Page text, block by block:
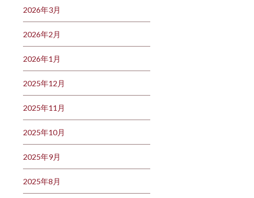
2026年3月
2026年2月
2026年1月
2025年12月
2025年11月
2025年10月
2025年9月
2025年8月